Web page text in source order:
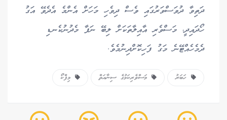
ދަތިވާ ދުވަސްވަރުގައި ވެސް ދިވެހި މަހަށް އެންމެ އެދެވޭ އަގު
ހޯދައިދީ، މަސްވެރި އާއިލާތަކަށް ލިބޭ ނަފާ މެދުނުކެނޑި
ދެމެހެއްޓޭނެ މަގު ފަހިކޮށްދިނުމެވެ.
ހަބަރު މަސްވެރިކަމުގެ ސިނާއަތް މިފްކޯ